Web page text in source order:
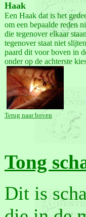
Haak
Een Haak dat is het
om een bepaalde reden
die tegenover elkaar
tegenover staat niet
paard dit voor boven in
onder op de achterste
Terug naar boven
Tong
Dit is